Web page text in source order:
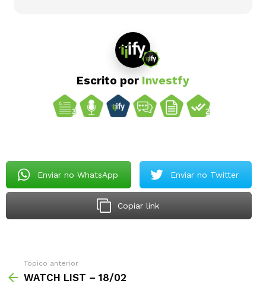
Escrito por Investfy
Enviar no WhatsApp Enviar no Twitter
Copiar link
Tópico anterior
WATCH LIST – 18/02